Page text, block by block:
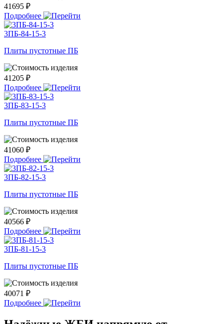
41695 ₽
Подробнее
3ПБ-84-15-3
Плиты пустотные ПБ
41205 ₽
Подробнее
3ПБ-83-15-3
Плиты пустотные ПБ
41060 ₽
Подробнее
3ПБ-82-15-3
Плиты пустотные ПБ
40566 ₽
Подробнее
3ПБ-81-15-3
Плиты пустотные ПБ
40071 ₽
Подробнее